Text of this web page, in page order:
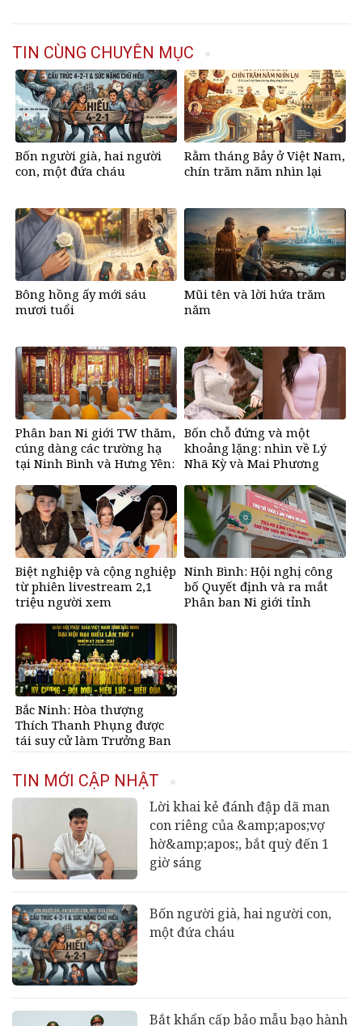
TIN CÙNG CHUYÊN MỤC
Bốn người già, hai người
con, một đứa cháu
Rằm tháng Bảy ở Việt Nam,
chín trăm năm nhìn lại
Bông hồng ấy mới sáu
mươi tuổi
Mũi tên và lời hứa trăm
năm
Phân ban Ni giới TW thăm,
cúng dàng các trường hạ
tại Ninh Bình và Hưng Yên:
Tam bảo
Bốn chỗ đứng và một
khoảng lặng: nhìn về Lý
Nhã Kỳ và Mai Phương
2,1 triệu người xem
Biệt nghiệp và cộng nghiệp
từ phiên livestream 2,1
triệu người xem
Ninh Bình: Hội nghị công
bố Quyết định và ra mắt
Phân ban Ni giới tỉnh
Bắc Ninh: Hòa thượng
Thích Thanh Phụng được
tái suy cử làm Trưởng Ban
kỳ 2026 – 2031
TIN MỚI CẬP NHẬT
Lời khai kẻ đánh đập dã man
con riêng của &amp;apos;vợ
hờ&amp;apos;, bắt quỳ đến 1
giờ sáng
Bốn người già, hai người con,
một đứa cháu
Bắt khẩn cấp bảo mẫu bạo hành